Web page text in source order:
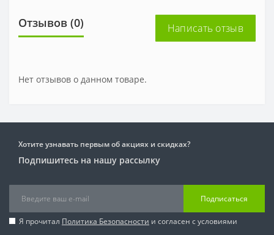
Отзывов (0) Написать отзыв
Нет отзывов о данном товаре.
Хотите узнавать первым об акциях и скидках?
Подпишитесь на нашу рассылку
Подписаться
Я прочитал Политика Безопасности и согласен с условиями